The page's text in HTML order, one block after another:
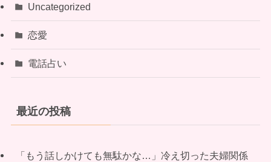
Uncategorized
恋愛
電話占い
最近の投稿
「もう話しかけても無駄かな…」冷え切った夫婦関係